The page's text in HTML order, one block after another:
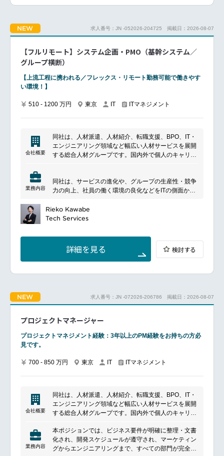
テム構想・計画を立案し、開発プロジェクトの立ち上
してリードしていただきます。
あわせて、組織長とともに組織運営にも携わっていた
だきます。
具体的には、ビジネス要件をシステムに落とし込むデ
■ご担当頂く業務領域
る事業効果が最も高い業務領域や業務プロセスにおけ
俯瞰し全体の構造を理解した上で、最適解を見つけ出
すプロセスを実行して頂きます。
このプロセスでは、デジタル化を行う為の中心的な役
ジョン共有を行いつつ、開発部隊がスムーズに実行に
移せるよう企画の具体化を行って頂きます。
デジタル化構想からのサービスの創出プロダクトの創
出に向けてビジネス要件、システム要件を加味したう
具体的には、開発部隊の牽引だけではなく、実際に利
用する現場との折衝であったり、課題が発生した場合
の改善策の提案・実行をしていただきます。
改善対応も推進していただきます。
■配属組織について
ープ全体の業務効率化や生産性向上、データ利活用に
本部全体で8部170名を超える組織に成長。
また、主体的な言動や意志を尊重し裁量ある働き方が
■業務ツール環境
Windows端末（Win11）、企業内統制された
MicrosoftOffice（M365）製品群（PowerPoint、
Excel、Word、Teams、SharePoint）をご利用頂きま
す
その他ツールは社内許可範囲内での利用となります
NEW 求人番号：JN -052026-204725 掲載日：2026-08-07
【フルリモート】システム企画・PMO（基幹システム／
グループ横断）
【上流⼯程に携われる／フレックス・リモート勤務可能で働きやす
い環境！】
510 - 1200 万円 東京 IT ITマネジメント
会社概要
同社は、人材派遣、人材紹介、転職支援、BPO、IT・
エンジニアリング領域など幅広い人材サービスを展開
する総合人材グループです。国内外で個人のキャリア
ジー領域にも事業を拡大しています。多様な働き方や
人材活用を支える業界大手の一社です。
業務内容
同社は、サービスの進化や、グループの生産性・競争
力の向上、社員の働く環境の良化などをITの側面から
6万人のグループ企業に対し、ホールディングスの専
門部隊（CoE）の一員として、各社の事業・サービス
━━━━━━━━━━━━━━━
■ポジションについて
グループ主管会社として、各社の重点施策を事業会社
と⼀緒に実現します。
クの統括を行います。業務要件の整理、ベンダーマネ
グループ会社のIT戦略や投資、ガバナンス面における
企画・管理（例：IT戦略や予算の推進管理、重要会議
体の企画・運営、AIガバナンス強化等）
■配属組織について
す。
また、主体的な言動や意志を尊重し裁量ある働き方が
できる環境であり、成長意欲がある方には組織として
■キャリアパス
入社後はまずご経験に応じて既存のシステム企画やプ
ロジェクトへ着任頂き、徐々にリードやPMO/PMをお
Rieko Kawabe
Tech Services
詳細を見る 検討する
NEW 求人番号：JN -072026-206786 掲載日：2026-08-07
プロジェクトマネージャー
プロジェクトマネジメント経験：3年以上のPM経験をお持ちの方必
見です。
700 - 850 万円 東京 IT ITマネジメント
会社概要
同社は、人材派遣、人材紹介、転職支援、BPO、IT・
エンジニアリング領域など幅広い人材サービスを展開
する総合人材グループです。国内外で個人のキャリア
材サービスに加えて業務アウトソーシングやテクノロ
ジー領域にも事業を拡大しています。多様な働き方や
人材活用を支える業界大手の一社です。
業務内容
本ポジションでは、ビジネス要件が明確に整理・文書
化され、開発スケジュールが遵守され、マーケティン
グからエンジニアリングまで、すべての部門が完全に